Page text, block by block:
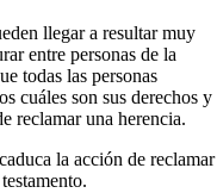
llegar a resultar muy
entre personas de la
todas las personas
cuáles son sus derechos y
reclamar una herencia.
la acción de reclamar